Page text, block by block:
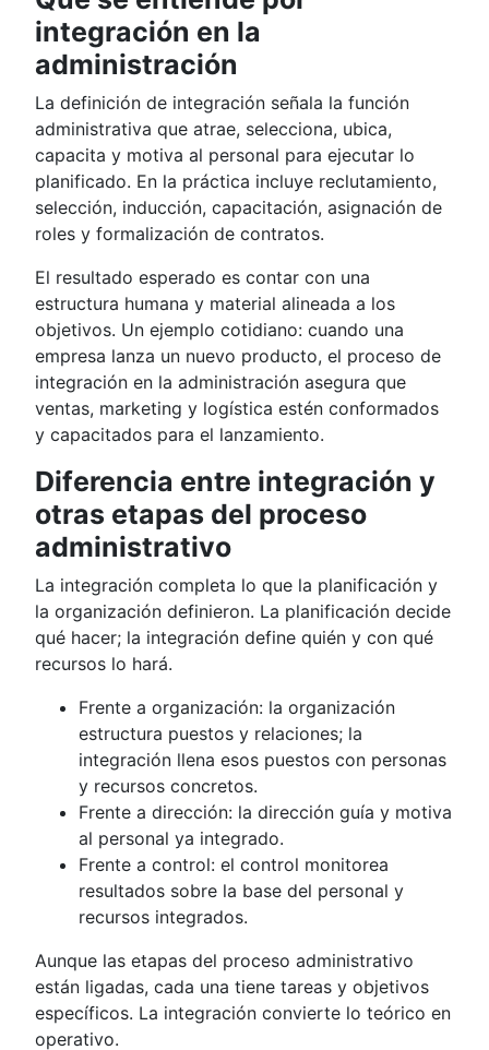
integración en la
administración
La definición de integración señala la función
administrativa que atrae, selecciona, ubica,
capacita y motiva al personal para ejecutar lo
planificado. En la práctica incluye reclutamiento,
selección, inducción, capacitación, asignación de
roles y formalización de contratos.
El resultado esperado es contar con una
estructura humana y material alineada a los
objetivos. Un ejemplo cotidiano: cuando una
empresa lanza un nuevo producto, el proceso de
integración en la administración asegura que
ventas, marketing y logística estén conformados
y capacitados para el lanzamiento.
Diferencia entre integración y
otras etapas del proceso
administrativo
La integración completa lo que la planificación y
la organización definieron. La planificación decide
qué hacer; la integración define quién y con qué
recursos lo hará.
Frente a organización: la organización
estructura puestos y relaciones; la
integración llena esos puestos con personas
y recursos concretos.
Frente a dirección: la dirección guía y motiva
al personal ya integrado.
Frente a control: el control monitorea
resultados sobre la base del personal y
recursos integrados.
Aunque las etapas del proceso administrativo
están ligadas, cada una tiene tareas y objetivos
específicos. La integración convierte lo teórico en
operativo.